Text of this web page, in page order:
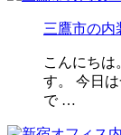
三鷹市の内
こんにちは
す。 今日
で …